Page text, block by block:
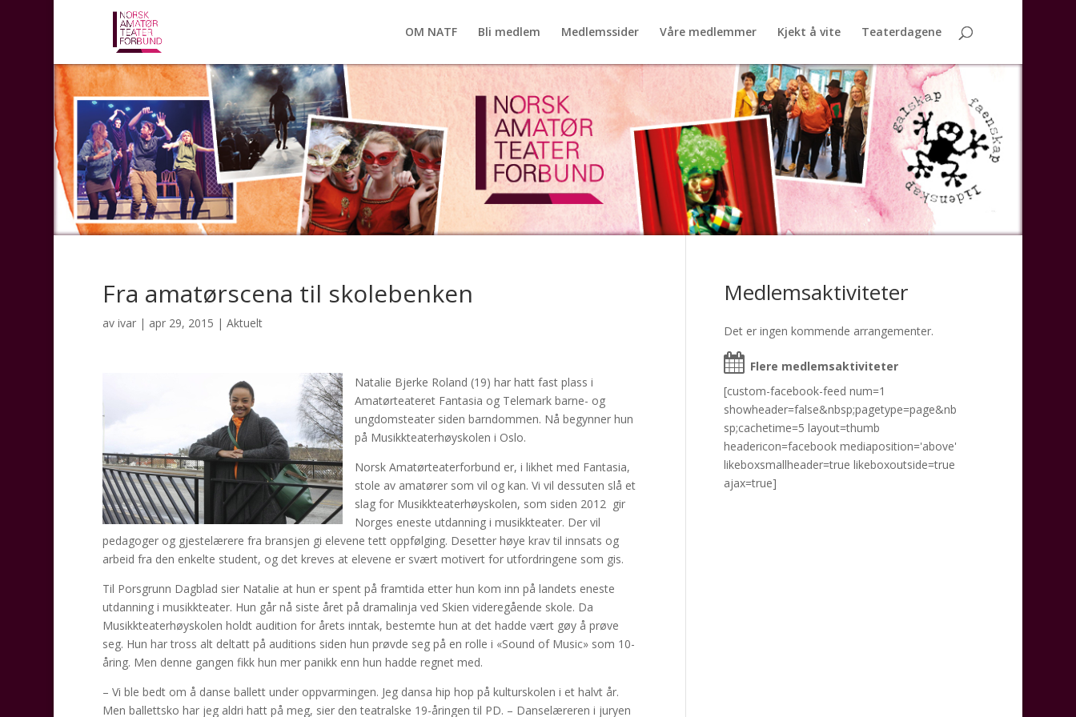
OM NATF Bli medlem Medlemssider Våre medlemmer Kjekt å vite Teaterdagene
Fra amatørscena til skolebenken
av ivar| apr 29, 2015 | Aktuelt
Natalie Bjerke Roland (19) har hatt fast plass i
Amatørteateret Fantasia og Telemark barne- og
ungdomsteater siden barndommen. Nå begynner hun
på Musikkteaterhøyskolen i Oslo.
Norsk Amatørteaterforbund er, i likhet med Fantasia,
stole av amatører som vil og kan. Vi vil dessuten slå et
slag for Musikkteaterhøyskolen, som siden 2012 gir
Norges eneste utdanning i musikkteater. Der vil
pedagoger og gjestelærere fra bransjen gi elevene tett oppfølging. Desetter høye krav til innsats og
arbeid fra den enkelte student, og det kreves at elevene er svært motivert for utfordringene som gis.
Til Porsgrunn Dagblad sier Natalie at hun er spent på framtida etter hun kom inn på landets eneste
utdanning i musikkteater. Hun går nå siste året på dramalinja ved Skien videregående skole. Da
Musikkteaterhøyskolen holdt audition for årets inntak, bestemte hun at det hadde vært gøy å prøve
seg. Hun har tross alt deltatt på auditions siden hun prøvde seg på en rolle i «Sound of Music» som 10-
åring. Men denne gangen fikk hun mer panikk enn hun hadde regnet med.
– Vi ble bedt om å danse ballett under oppvarmingen. Jeg dansa hip hop på kulturskolen i et halvt år.
Men ballettsko har jeg aldri hatt på meg, sier den teatralske 19-åringen til PD. – Danselæreren i juryen
Medlemsaktiviteter
Det er ingen kommende arrangementer.
Flere medlemsaktiviteter
[custom-facebook-feed num=1
showheader=false&nbsp;pagetype=page&nb
sp;cachetime=5 layout=thumb
headericon=facebook mediaposition='above'
likeboxsmallheader=true likeboxoutside=true
ajax=true]